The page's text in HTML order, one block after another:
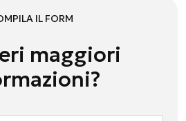
IL FORM
maggiori